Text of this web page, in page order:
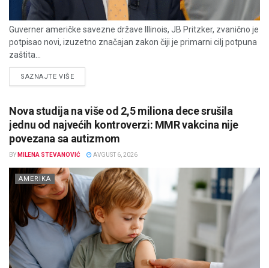
Guverner američke savezne države Illinois, JB Pritzker, zvanično je
potpisao novi, izuzetno značajan zakon čiji je primarni cilj potpuna
zaštita...
SAZNAJTE VIŠEDETAILS
Nova studija na više od 2,5 miliona dece srušila
jednu od najvećih kontroverzi: MMR vakcina nije
povezana sa autizmom
BY MILENA STEVANOVIĆ AVGUST 6, 2026
AMERIKA